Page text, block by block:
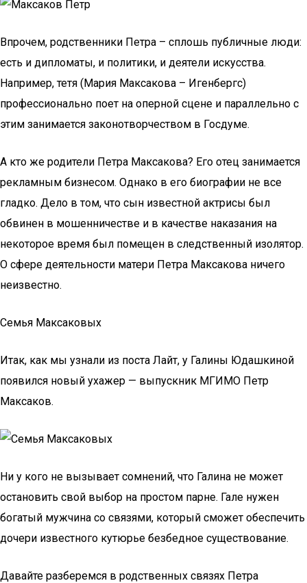
Впрочем, родственники Петра – сплошь публичные люди:
есть и дипломаты, и политики, и деятели искусства.
Например, тетя (Мария Максакова – Игенбергс)
профессионально поет на оперной сцене и параллельно с
этим занимается законотворчеством в Госдуме.
А кто же родители Петра Максакова? Его отец занимается
рекламным бизнесом. Однако в его биографии не все
гладко. Дело в том, что сын известной актрисы был
обвинен в мошенничестве и в качестве наказания на
некоторое время был помещен в следственный изолятор.
О сфере деятельности матери Петра Максакова ничего
неизвестно.
Семья Максаковых
Итак, как мы узнали из поста Лайт, у Галины Юдашкиной
появился новый ухажер — выпускник МГИМО Петр
Максаков.
Ни у кого не вызывает сомнений, что Галина не может
остановить свой выбор на простом парне. Гале нужен
богатый мужчина со связями, который сможет обеспечить
дочери известного кутюрье безбедное существование.
Давайте разберемся в родственных связях Петра